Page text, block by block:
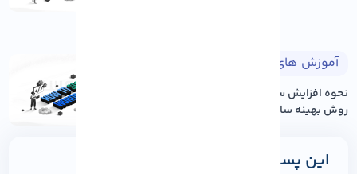
آموزش های وردپرس
روش بهینه سازی عم...
این پست را به اشتراک بگذارید